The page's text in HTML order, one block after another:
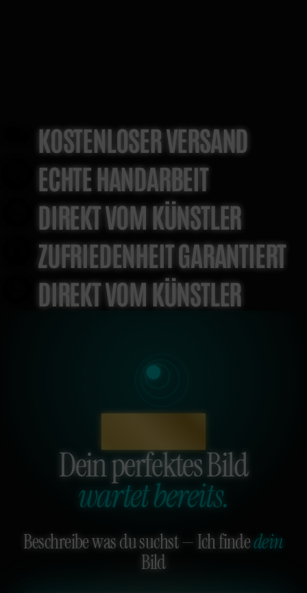
KOSTENLOSER VERSAND
ECHTE HANDARBEIT
DIREKT VOM KÜNSTLER
ZUFRIEDENHEIT GARANTIERT
DIREKT VOM KÜNSTLER
Dein perfektes Bild
wartet bereits.
Beschreibe was du suchst — Ich findedein
Bild